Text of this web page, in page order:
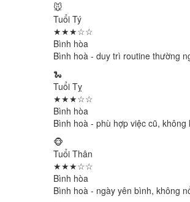
🐭
Tuổi Tý
★★★☆☆
Bình hòa
Bình hoà - duy trì routine thường
🐍
Tuổi Tỵ
★★★☆☆
Bình hòa
Bình hoà - phù hợp việc cũ, không
🐵
Tuổi Thân
★★★☆☆
Bình hòa
Bình hoà - ngày yên bình, không